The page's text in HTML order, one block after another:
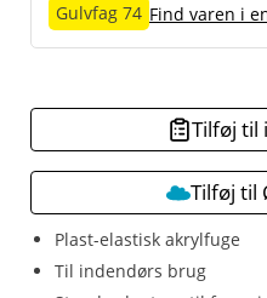
Plast-elastisk akrylfuge
Til indendørs brug
Gulvfag 74 Find varen i
Tilføj til
Tilføj til